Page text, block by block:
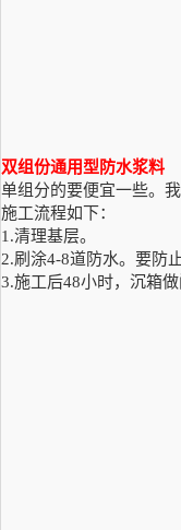
双组份通用型防水浆料
单组分的要便宜一些。
施工流程如下：
1.清理基层。
2.刷涂4-8道防水。要防
3.施工后48小时，沉箱